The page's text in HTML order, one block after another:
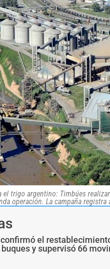
el trigo argentino: Timbúes
operación. La campaña
el
y supervisó 66